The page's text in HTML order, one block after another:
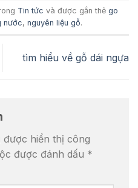
Tin tức và được gắn thẻ go
nước, nguyên liệu gỗ.
tìm hiểu về gỗ dái ngựa
được hiển thị công
được đánh dấu *